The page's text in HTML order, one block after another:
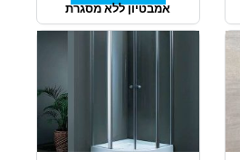
אמבטיון ללא מסגרת
זה
ניתן